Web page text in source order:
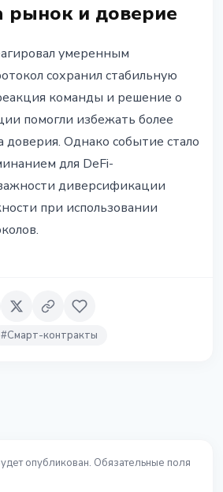
рынок и доверие
умеренным
сохранил стабильную
команды и решение о
помогли избежать более
доверия. Однако событие стало
для DeFi-
диверсификации
при использовании
#Смарт-контракты
опубликован. Обязательные поля